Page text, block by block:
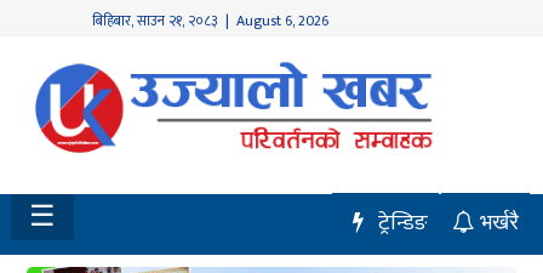
बिहिबार,साउन २१, २०८३ | August 6, 2026
होमपेज
नवलपुर
विशेष
मध्य
☰ भर्खरै
ट्रेन्डिङ